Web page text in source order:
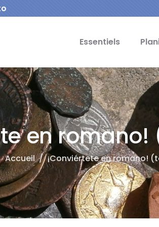
Essentiels
en
Accueil/ ¡Conviértete en romano!